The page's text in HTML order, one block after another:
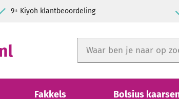
9+ Kiyoh klantbeoordeling
Fakkels Bolsius